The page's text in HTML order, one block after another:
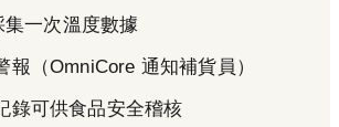
一次溫度數據
報（OmniCore 通知補貨員）
錄可供食品安全稽核